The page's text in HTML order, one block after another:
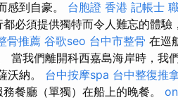
感到自豪。 台胞證 香港 記帳士
必須提供獨特而令人難忘的體驗
骨推薦 谷歌seo 台中市整骨 在巡
當我們離開科西嘉島海岸時，我
沃納。 台中按摩spa 台中整復推
餐廳（單獨）在船上的晚餐。